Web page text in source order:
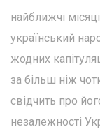
найближчі
український
жодних
за більш ніж
свідчить про
незалежності